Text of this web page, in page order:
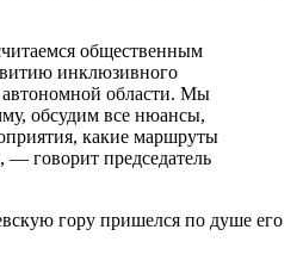
общественным
инклюзивного
автономной области. Мы
обсудим все нюансы,
какие маршруты
— говорит председатель
гору пришелся по душе его